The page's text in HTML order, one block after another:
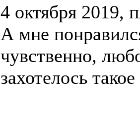
4 октября 2019,
А мне
чувственно,
захотелось